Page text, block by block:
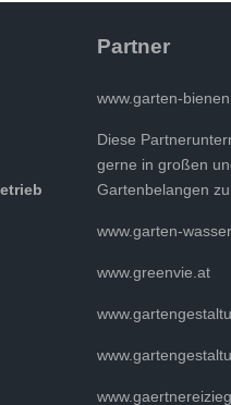
Partner
www.garten-
Diese
gerne in großen
Gartenbelangen
www.garten-
www.greenvie.at